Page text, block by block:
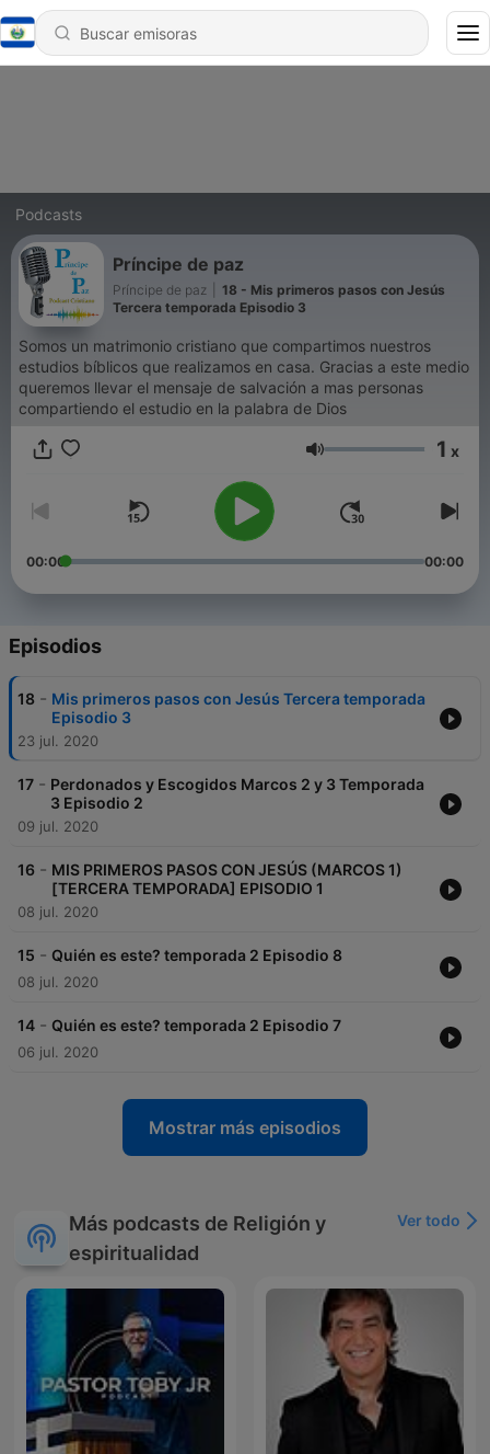
Podcasts
Príncipe de paz
Príncipe de paz
18 - Mis primeros pasos con Jesús
Tercera temporada Episodio 3
Somos un matrimonio cristiano que compartimos nuestros
estudios bíblicos que realizamos en casa. Gracias a este medio
queremos llevar el mensaje de salvación a mas personas
compartiendo el estudio en la palabra de Dios
Volumen 1 x
00:00 00:00
Episodios
18 - Mis primeros pasos con Jesús Tercera temporada
Episodio 3
23 jul. 2020
17 - Perdonados y Escogidos Marcos 2 y 3 Temporada
3 Episodio 2
09 jul. 2020
16 - MIS PRIMEROS PASOS CON JESÚS (MARCOS 1)
[TERCERA TEMPORADA] EPISODIO 1
08 jul. 2020
15 - Quién es este? temporada 2 Episodio 8
08 jul. 2020
14 - Quién es este? temporada 2 Episodio 7
06 jul. 2020
Mostrar más episodios
Más podcasts de Religión y
espiritualidad
Ver todo